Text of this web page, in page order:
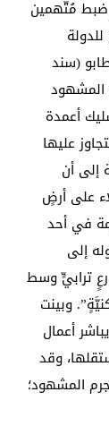
ضبط مُتَّهمين
(سند
المشهود
أعمدة
عليها
إلى أن
على أرضٍ
في أحد
إلى
ترابيٍّ وسط
وبينت
أعمال
وقد
المشهود؛